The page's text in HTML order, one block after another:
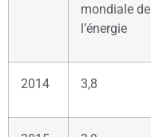
mondiale de
l’énergie
2014 3,8